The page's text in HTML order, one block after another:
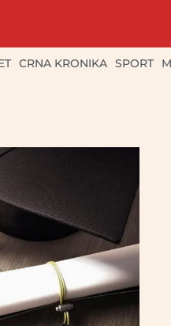
CRNA KRONIKA SPORT